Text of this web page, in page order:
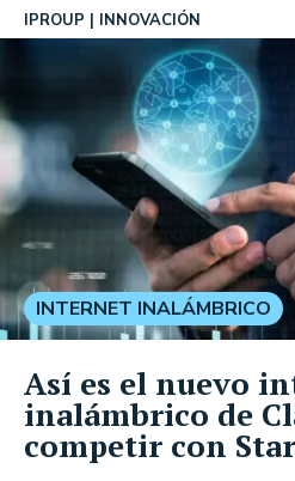
IPROUP INNOVACIÓN
INTERNET INALÁMBRICO
Así es el nuevo
inalámbrico de
competir con